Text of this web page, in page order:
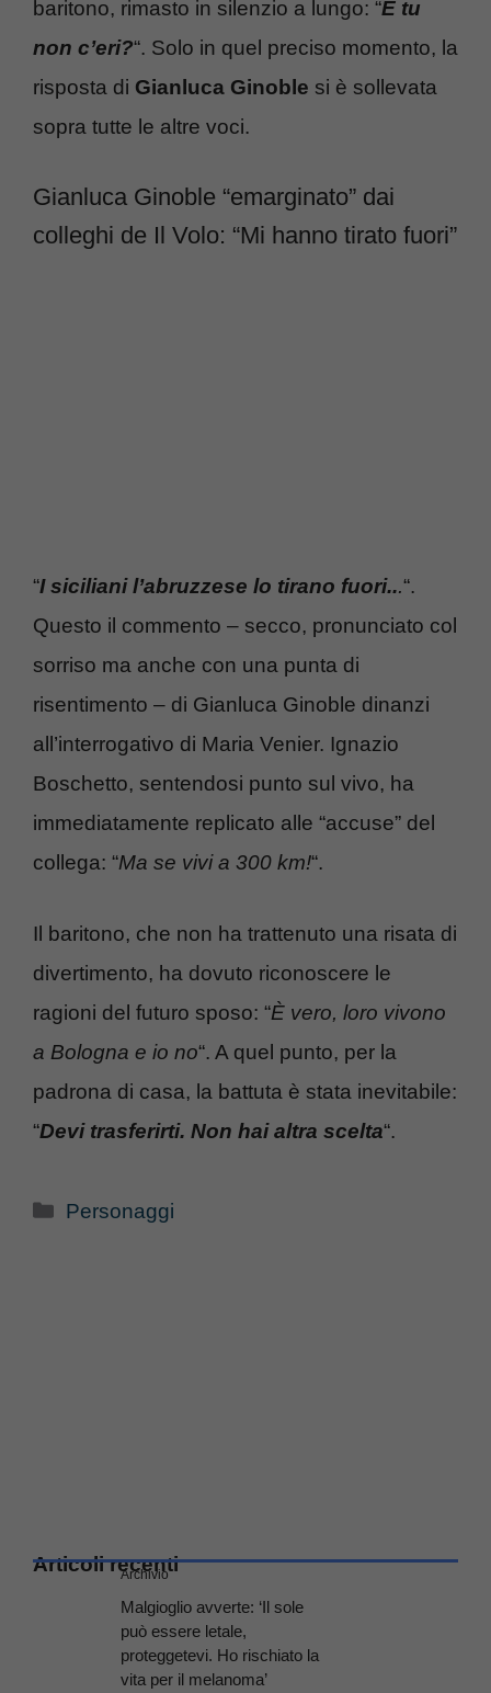
baritono, rimasto in silenzio a lungo: “E tu
non c’eri?“. Solo in quel preciso momento, la
risposta di Gianluca Ginoble si è sollevata
sopra tutte le altre voci.
Gianluca Ginoble “emarginato” dai
colleghi de Il Volo: “Mi hanno tirato fuori”
“I siciliani l’abruzzese lo tirano fuori...“.
Questo il commento – secco, pronunciato col
sorriso ma anche con una punta di
risentimento – di Gianluca Ginoble dinanzi
all’interrogativo di Maria Venier. Ignazio
Boschetto, sentendosi punto sul vivo, ha
immediatamente replicato alle “accuse” del
collega: “Ma se vivi a 300 km!“.
Il baritono, che non ha trattenuto una risata di
divertimento, ha dovuto riconoscere le
ragioni del futuro sposo: “È vero, loro vivono
a Bologna e io no“. A quel punto, per la
padrona di casa, la battuta è stata inevitabile:
“Devi trasferirti. Non hai altra scelta“.
Categorie
Personaggi
Articoli recenti
Archivio
Malgioglio avverte: ‘Il sole
può essere letale,
proteggetevi. Ho rischiato la
vita per il melanoma’